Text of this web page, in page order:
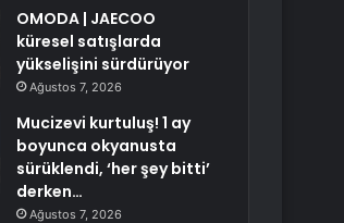
OMODA | JAECOO
küresel satışlarda
yükselişini sürdürüyor
Ağustos 7, 2026
Mucizevi kurtuluş! 1 ay
boyunca okyanusta
sürüklendi, ‘her şey bitti’
derken…
Ağustos 7, 2026